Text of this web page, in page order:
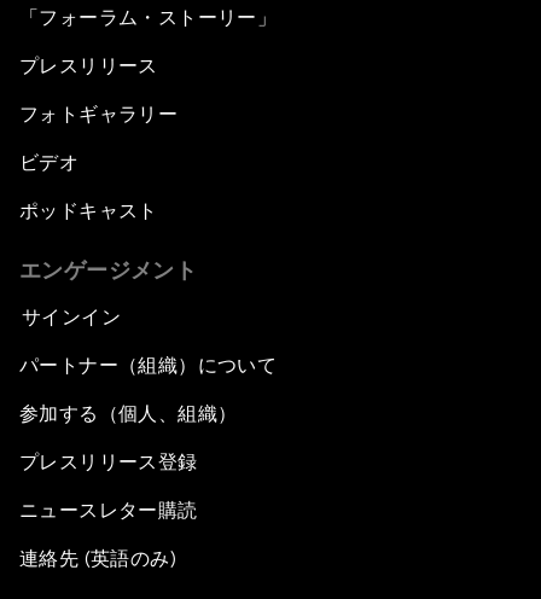
「フォーラム・ストーリー」
プレスリリース
フォトギャラリー
ビデオ
ポッドキャスト
エンゲージメント
サインイン
パートナー（組織）について
参加する（個人、組織）
プレスリリース登録
ニュースレター購読
連絡先 (英語のみ)